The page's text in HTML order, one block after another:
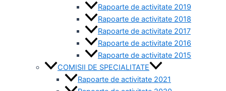
Rapoarte de activitate 2019
Rapoarte de activitate 2018
Rapoarte de activitate 2017
Rapoarte de activitate 2016
Rapoarte de activitate 2015
COMISII DE SPECIALITATE
Rapoarte de activitate 2021